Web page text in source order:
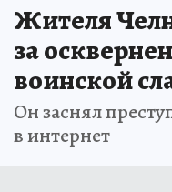
Жителя
за
воинской
Он заснял
в интернет